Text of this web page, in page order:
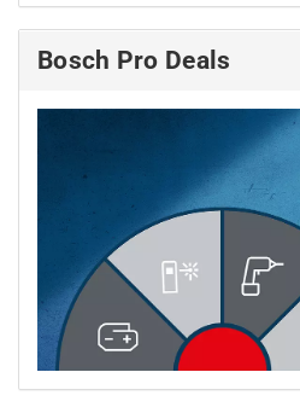
Bosch Pro Deals